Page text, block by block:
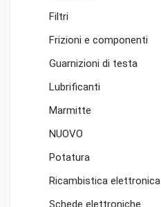
Filtri
Frizioni e componenti
Guarnizioni di testa
Lubrificanti
Marmitte
NUOVO
Potatura
Ricambistica elettronica
Schede elettroniche